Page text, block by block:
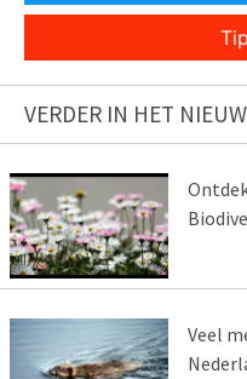
VERDER IN HET
Veel